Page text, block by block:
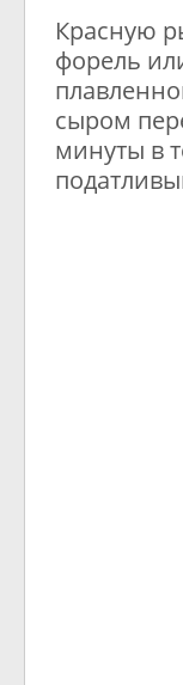
Красную
форель
сыром
минуты в